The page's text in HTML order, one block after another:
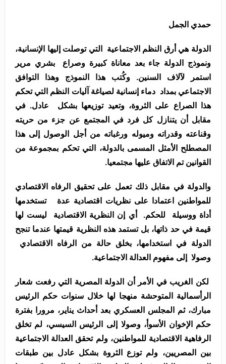
حمدي الجمل
الدولة هي أرق النظم الاجتماعية التي توصلت إليها الإنسانية،
ونموذج الدولة جاء بعد معاناة كبيرة وصراع بشري مرير
استمر لآلاف السنين. وكُتب هذا النموذج وهذا التوافق
الاجتماعي بمداد دماء إنسانية لصياغة آليات النظم التي تحكم
هذا الصراع على الثروة، وتعيد توزيعها بشكل عادل. في
مقابل أن يتنازل كل فرد في المجتمع عن جزء من حريته
وقناعته وقدراته وميوله ورغباته من أجل الوصول إلى هذا
المصطلح الأمثل المسمى بالدولة، التي تحكم بمجموعة من
القوانين تم الاتفاق عليها مجتمعيا.
والدولة في مقابل ذلك تعمل على تحقيق الرفاه الاقتصادي
للمواطنين اعتمادا على نظريات اقتصادية عدة تستخدمها
أداة ووسيلة للحكم. أي إن النظرية الاقتصادية ليست لها
قيمة في حد ذاتها، بل تستمد هذه النظرية قيمتها عندما تنجح
الدولة في استخدامها، بخلق حالة من الرفاه الاقتصادي
وصولا إلى مفهوم العدالة الاجتماعية.
لكن الغريب في الأمر أن الدولة المصرية التي رفعت شعار
الرأسمالية المتوحشة منهجا لها خلال سنوات حكم الرئيس
مبارك، ثم المجلس العسكري بعد أحداث يناير، مرورا بفترة
حكم الإخوان الأسوأ، وصولا إلى الرئيس السيسي، لم تخلق
الرفاهية الاقتصادية للمواطنين، ولم تحقق العدالة الاجتماعية
بين المصريين، ولم توزع الثروة بشكل عادل بين طبقات